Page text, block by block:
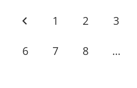
1 2 3
6 7 8 …